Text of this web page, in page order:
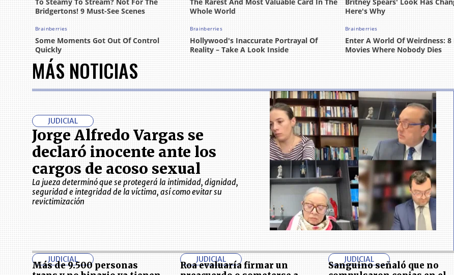
MÁS NOTICIAS
JUDICIAL
Jorge Alfredo Vargas se
declaró inocente ante los
cargos de acoso sexual
La jueza determinó que se protegerá la intimidad, dignidad,
seguridad e integridad de la víctima, así como evitar su
revictimización
JUDICIAL
Más de 9.500 personas
JUDICIAL
Roa evaluaría firmar un
JUDICIAL
Sanguino señaló que no